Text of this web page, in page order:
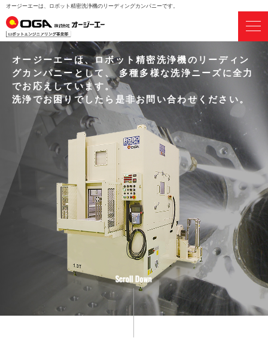
オージーエーは、ロボット精密洗浄機のリーディングカンパニーです。
オージーエーは、ロボット精密洗浄機のリーディン
グカンパニーとして、多種多様な洗浄ニーズに全力
でお応えしています。
洗浄でお困りでしたら是非お問い合わせください。